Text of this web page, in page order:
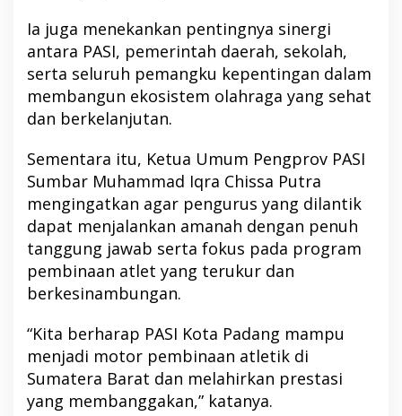
Ia juga menekankan pentingnya sinergi
antara PASI, pemerintah daerah, sekolah,
serta seluruh pemangku kepentingan dalam
membangun ekosistem olahraga yang sehat
dan berkelanjutan.
Sementara itu, Ketua Umum Pengprov PASI
Sumbar Muhammad Iqra Chissa Putra
mengingatkan agar pengurus yang dilantik
dapat menjalankan amanah dengan penuh
tanggung jawab serta fokus pada program
pembinaan atlet yang terukur dan
berkesinambungan.
“Kita berharap PASI Kota Padang mampu
menjadi motor pembinaan atletik di
Sumatera Barat dan melahirkan prestasi
yang membanggakan,” katanya.